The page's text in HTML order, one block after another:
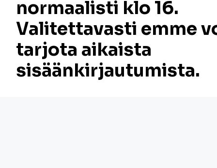
Hyvä tietää
Holiday Club yrityksille
Lahjakortit
Löytötavarat
Oman lomaviikon hankinta
Tarjoukset